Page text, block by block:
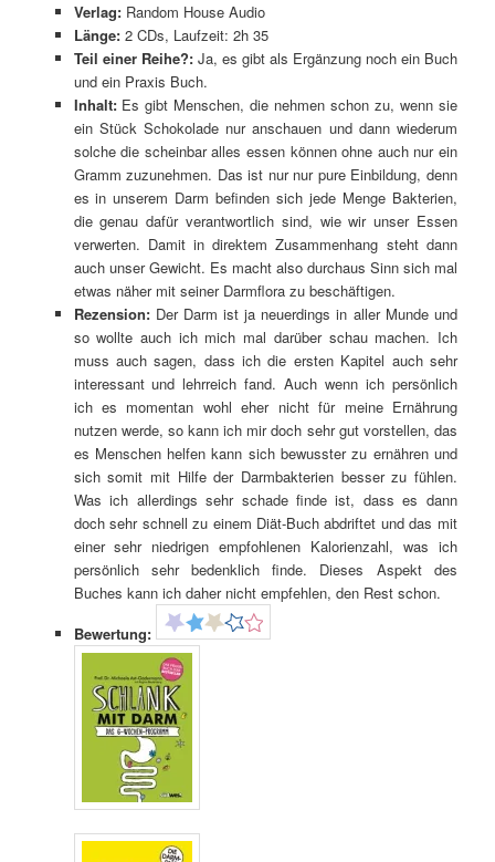
Verlag: Random House Audio
Länge: 2 CDs, Laufzeit: 2h 35
Teil einer Reihe?: Ja, es gibt als Ergänzung noch ein Buch
und ein Praxis Buch.
Inhalt: Es gibt Menschen, die nehmen schon zu, wenn sie
ein Stück Schokolade nur anschauen und dann wiederum
solche die scheinbar alles essen können ohne auch nur ein
Gramm zuzunehmen. Das ist nur nur pure Einbildung, denn
es in unserem Darm befinden sich jede Menge Bakterien,
die genau dafür verantwortlich sind, wie wir unser Essen
verwerten. Damit in direktem Zusammenhang steht dann
auch unser Gewicht. Es macht also durchaus Sinn sich mal
etwas näher mit seiner Darmflora zu beschäftigen.
Rezension: Der Darm ist ja neuerdings in aller Munde und
so wollte auch ich mich mal darüber schau machen. Ich
muss auch sagen, dass ich die ersten Kapitel auch sehr
interessant und lehrreich fand. Auch wenn ich persönlich
ich es momentan wohl eher nicht für meine Ernährung
nutzen werde, so kann ich mir doch sehr gut vorstellen, das
es Menschen helfen kann sich bewusster zu ernähren und
sich somit mit Hilfe der Darmbakterien besser zu fühlen.
Was ich allerdings sehr schade finde ist, dass es dann
doch sehr schnell zu einem Diät-Buch abdriftet und das mit
einer sehr niedrigen empfohlenen Kalorienzahl, was ich
persönlich sehr bedenklich finde. Dieses Aspekt des
Buches kann ich daher nicht empfehlen, den Rest schon.
Bewertung: